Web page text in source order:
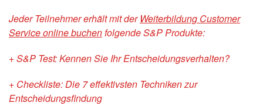
Jeder Teilnehmer erhält mit der Weiterbildung Customer
Service online buchenfolgende S&P Produkte:
+ S&P Test: Kennen Sie Ihr Entscheidungsverhalten?
+ Checkliste: Die 7 effektivsten Techniken zur
Entscheidungsfindung